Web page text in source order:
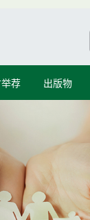
荐 出版物